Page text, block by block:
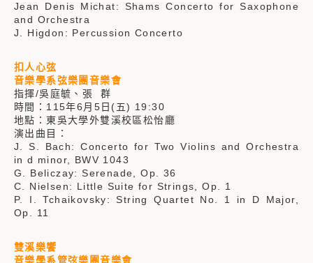
Jean Denis Michat: Shams Concerto for Saxophone
and Orchestra
J. Higdon: Percussion Concerto
扣人心弦
音樂學系弦樂團音樂會
指揮/吳庭毓、張 群
時間：115年6月5日(五) 19:30
地點：東吳大學外雙溪校區松怡廳
演出曲目：
J. S. Bach: Concerto for Two Violins and Orchestra
in d minor, BWV 1043
G. Beliczay: Serenade, Op. 36
C. Nielsen: Little Suite for Strings, Op. 1
P. I. Tchaikovsky: String Quartet No. 1 in D Major,
Op. 11
雙溪樂饗
音樂學系管弦樂團音樂會